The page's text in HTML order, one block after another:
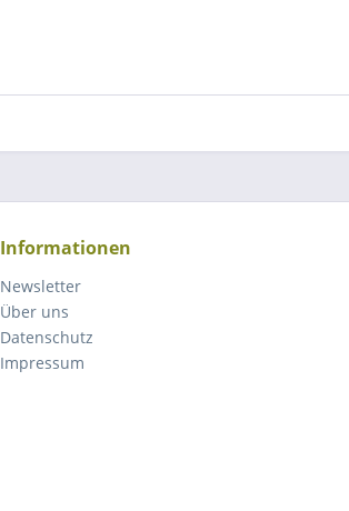
Informationen
Newsletter
Über uns
Datenschutz
Impressum